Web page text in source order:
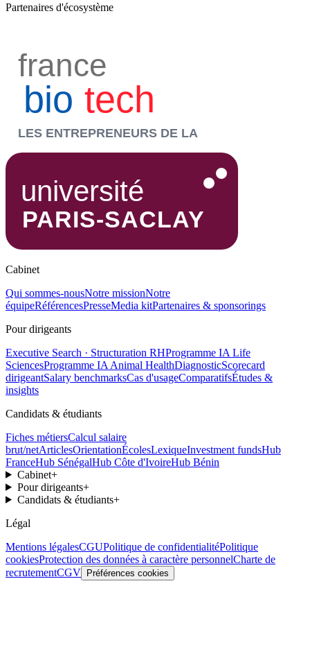
Partenaires d'écosystème
Cabinet
Qui sommes-nousNotre missionNotre
équipeRéférencesPresseMedia kitPartenaires & sponsorings
Pour dirigeants
Executive Search · Structuration RHProgramme IA Life
SciencesProgramme IA Animal HealthDiagnosticScorecard
dirigeantSalary benchmarksCas d'usageComparatifsÉtudes &
insights
Candidats & étudiants
Fiches métiersCalcul salaire
brut/netArticlesOrientationÉcolesLexiqueInvestment fundsHub
FranceHub SénégalHub Côte d'IvoireHub Bénin
Cabinet+
Pour dirigeants+
Candidats & étudiants+
Légal
Mentions légalesCGUPolitique de confidentialitéPolitique
cookiesProtection des données à caractère personnelCharte de
recrutementCGV Préférences cookies